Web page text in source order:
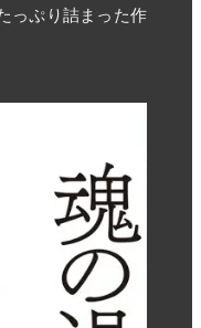
っぷり詰まった作